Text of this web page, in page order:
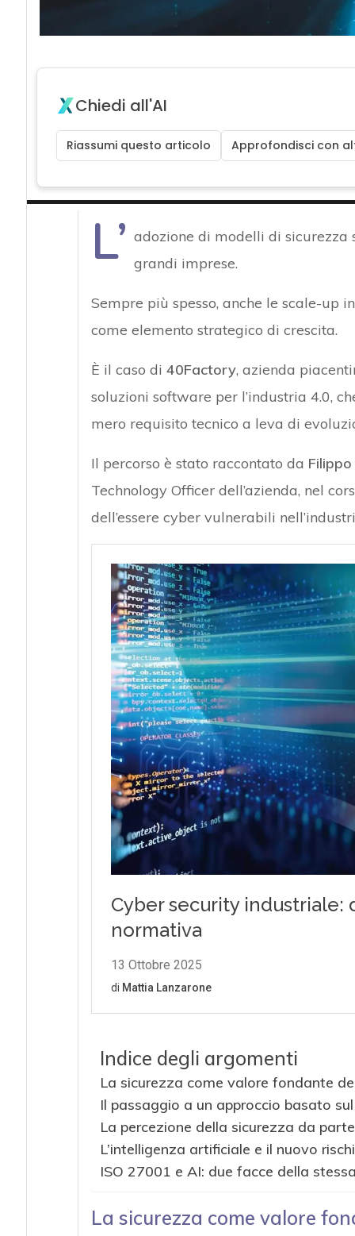
Chiedi all'AI
Riassumi questo articolo Approfondisci con
L’ adozione di modelli di sicurezza
grandi imprese.
Sempre più spesso, anche le scale-up
come elemento strategico di crescita.
È il caso di 40Factory, azienda
soluzioni software per l’industria 4.0,
mero requisito tecnico a leva di
Il percorso è stato raccontato da
Technology Officer dell’azienda, nel
dell’essere cyber vulnerabili
Indice degli argomenti
La sicurezza come valore fondante
Il passaggio a un approccio basato
La percezione della sicurezza da
L’intelligenza artificiale e il nuovo
ISO 27001 e AI: due facce della
La sicurezza come valore